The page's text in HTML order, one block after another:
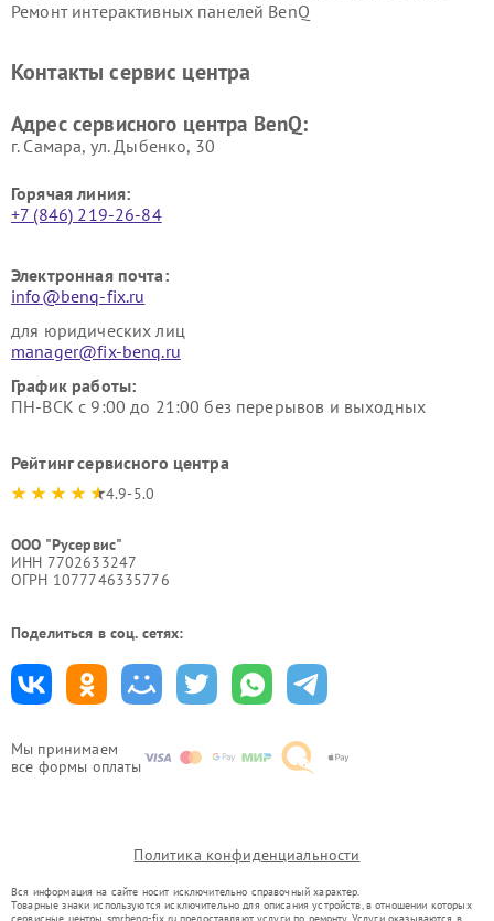
Мы принимаем
все формы оплаты
Ремонт интерактивных панелей BenQ
Контакты сервис центра
Адрес сервисного центра BenQ:
г. Самара, ул. Дыбенко, 30
Горячая линия:
+7 (846) 219-26-84
Электронная почта:
info@benq-fix.ru
для юридических лиц
manager@fix-benq.ru
График работы:
ПН-ВСК с 9:00 до 21:00 без перерывов и выходных
Рейтинг сервисного центра
4.9-5.0
ООО "Русервис"
ИНН 7702633247
ОГРН 1077746335776
Поделиться в соц. сетях:
Политика конфиденциальности
Вся информация на сайте носит исключительно справочный характер.
Товарные знаки используются исключительно для описания устройств, в отношении которых